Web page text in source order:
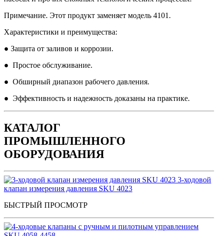
Примечание. Этот продукт заменяет модель 4101.
Характеристики и преимущества:
● Защита от заливов и коррозии.
● Простое обслуживание.
● Обширный диапазон рабочего давления.
● Эффективность и надежность доказаны на практике.
КАТАЛОГ
ПРОМЫШЛЕННОГО
ОБОРУДОВАНИЯ
3-ходовой
клапан измерения давления SKU 4023
БЫСТРЫЙ ПРОСМОТР